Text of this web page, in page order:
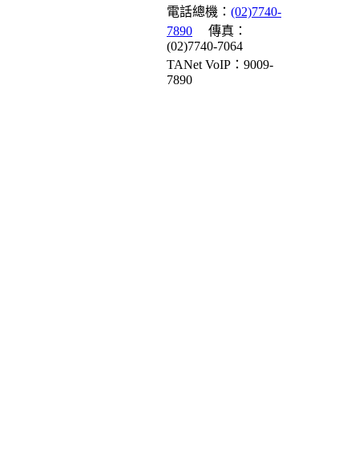
電話總機： (02)7740-
7890
傳真：
(02)7740-7064
TANet VoIP：9009-
7890